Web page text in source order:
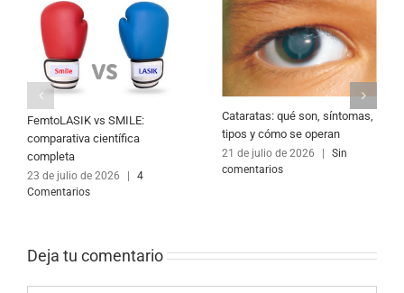
FemtoLASIK vs SMILE:
comparativa científica
completa
23 de julio de 2026 |
4
Comentarios
Cataratas: qué son, síntomas,
tipos y cómo se operan
21 de julio de 2026
Sin
comentarios
Deja tu comentario